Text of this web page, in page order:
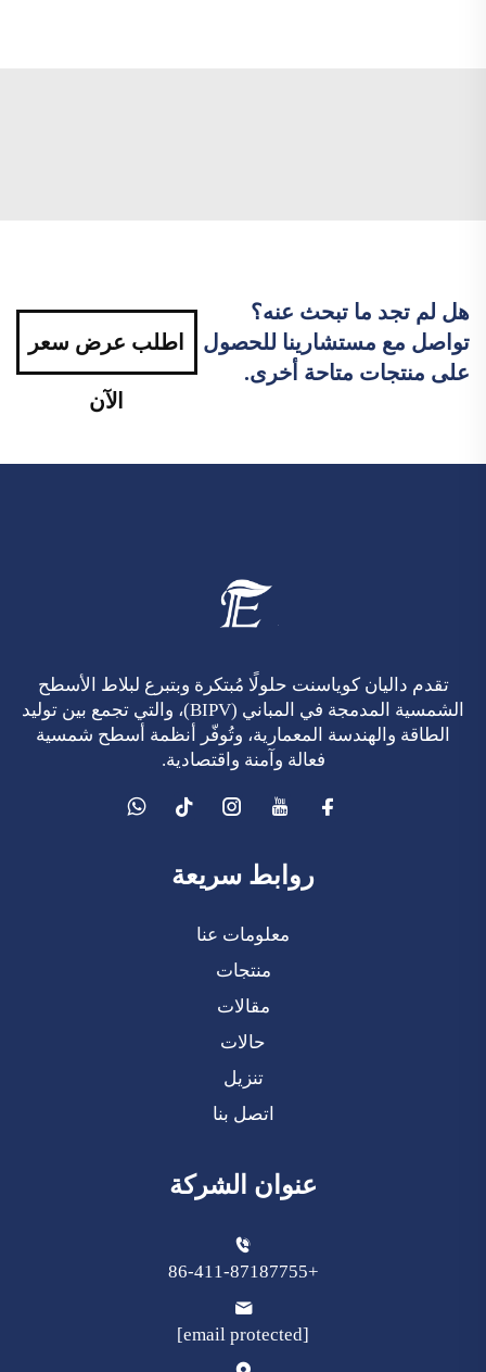
هل لم تجد ما تبحث عنه؟
تواصل مع مستشارينا للحصول
على منتجات متاحة أخرى.
اطلب عرض سعر
الآن
تقدم داليان كوياسنت حلولًا مُبتكرة وبتبرع لبلاط الأسطح
الشمسية المدمجة في المباني (BIPV)، والتي تجمع بين توليد
الطاقة والهندسة المعمارية، وتُوفّر أنظمة أسطح شمسية
فعالة وآمنة واقتصادية.
روابط سريعة
معلومات عنا
منتجات
مقالات
حالات
تنزيل
اتصل بنا
عنوان الشركة
+86-411-87187755
[email protected]